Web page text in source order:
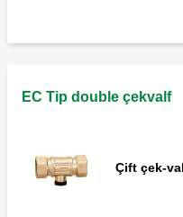
EC Tip double çekvalf
Çift çek-